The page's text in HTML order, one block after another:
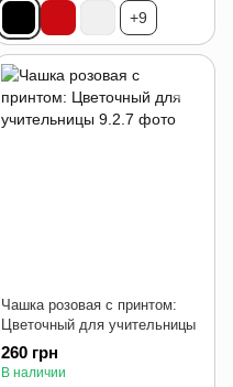
+9
Чашка розовая с принтом:
Цветочный для учительницы
260 грн
В наличии